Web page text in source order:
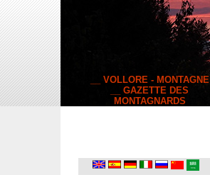
__ VOLLORE - MONTAGNE
__ GAZETTE DES
MONTAGNARDS